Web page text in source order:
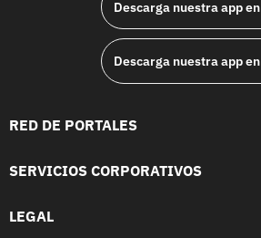
Descarga nuestra app en
Descarga nuestra app en
RED DE PORTALES
SERVICIOS CORPORATIVOS
LEGAL